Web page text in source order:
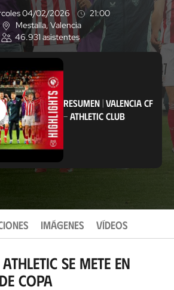
04/02/2026
21:00
U
b
i
c
a
c
i
ó
n
Mestalla, Valencia
46.931 asistentes
RESUMEN |VALENCIA CF
-ATHLETIC CLUB
IMÁGENES VÍDEOS
se mete en
Copa